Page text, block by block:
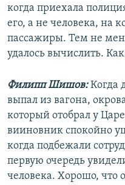
когда приехала
его, а не человека, на
пассажиры. Тем не
удалось вычислить.
Филипп Шишов:Когда
выпал из вагона,
который отобрал у
вииновник спокойно
когда подбежали
первую очередь
человека. Хорошо, что